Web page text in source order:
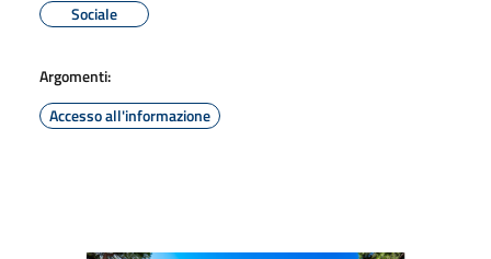
Sociale
Argomenti:
Accesso all'informazione